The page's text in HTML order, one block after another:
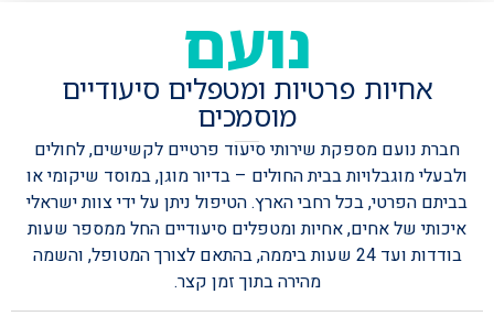
נועם
אחיות פרטיות ומטפלים סיעודיים
מוסמכים
חברת נועם מספקת שירותי סיעוד פרטיים לקשישים, לחולים
ולבעלי מוגבלויות בבית החולים – בדיור מוגן, במוסד שיקומי או
בביתם הפרטי, בכל רחבי הארץ.הטיפול ניתן על ידי צוות ישראלי
איכותי של אחים, אחיות ומטפלים סיעודיים החל ממספר שעות
בודדות ועד 24 שעות ביממה, בהתאם לצורך המטופל, והשמה
מהירה בתוך זמן קצר.